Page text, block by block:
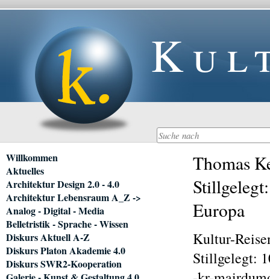
Thomas
Europa
Kultur-
Stillgelegt:
Navigation
überspringen
Willkommen
Aktuelles
Architektur Design 2.0 - 4.0
Architektur Lebensraum A_Z ->
Analog - Digital - Media
Belletristik - Sprache - Wissen
Diskurs Aktuell A-Z
Diskurs Platon Akademie 4.0
Diskurs SWR2-Kooperation